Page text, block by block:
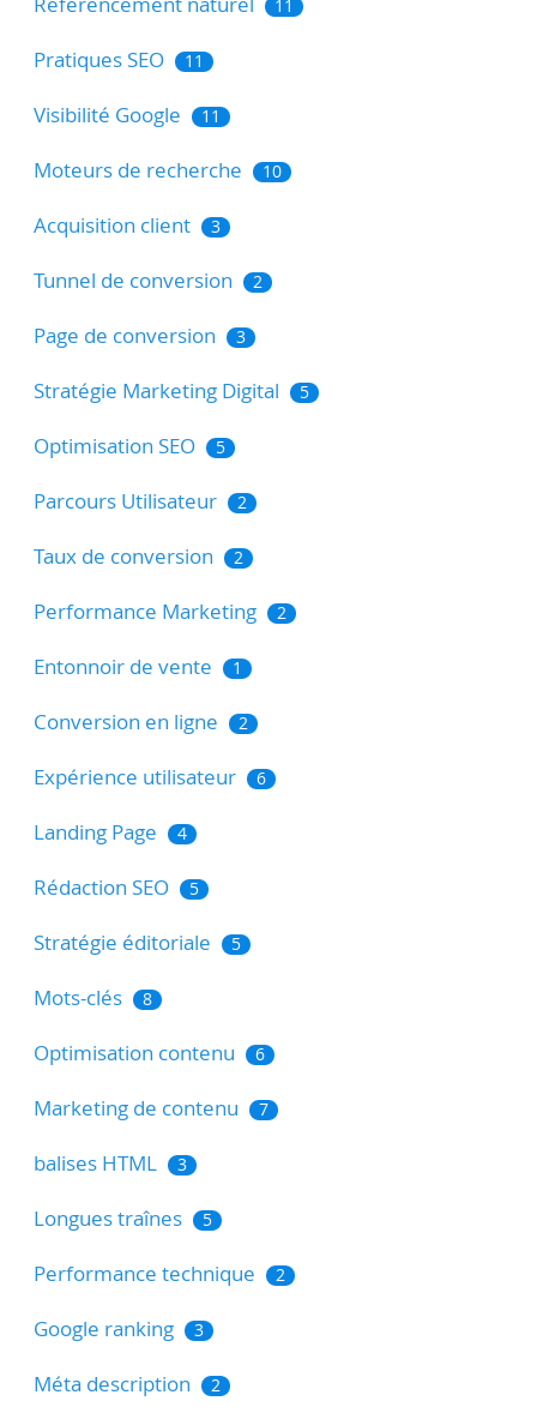
11
Pratiques SEO 11
Visibilité Google 11
Moteurs de recherche 10
Acquisition client 3
Tunnel de conversion 2
Page de conversion 3
Stratégie Marketing Digital 5
Optimisation SEO 5
Parcours Utilisateur 2
Taux de conversion 2
Performance Marketing 2
Entonnoir de vente 1
Conversion en ligne 2
Expérience utilisateur 6
Landing Page 4
Rédaction SEO 5
Stratégie éditoriale 5
Mots-clés 8
Optimisation contenu 6
Marketing de contenu 7
balises HTML 3
Longues traînes 5
Performance technique 2
Google ranking 3
Méta description 2